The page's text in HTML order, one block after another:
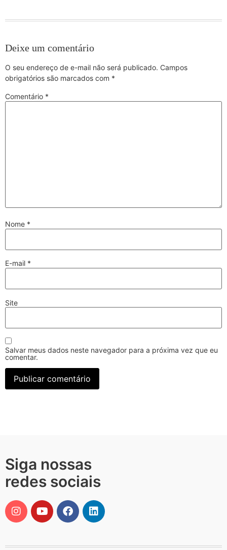
Deixe um comentário
O seu endereço de e-mail não será publicado. Campos
obrigatórios são marcados com *
Comentário *
Nome *
E-mail *
Site
Salvar meus dados neste navegador para a próxima vez que eu
comentar.
Siga nossas
redes sociais